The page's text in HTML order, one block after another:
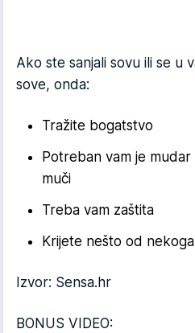
Ako ste sanjali sovu ili se u
sove, onda:
Tražite bogatstvo
Potreban vam je
muči
Treba vam zaštita
Krijete nešto od nekoga
Izvor: Sensa.hr
BONUS VIDEO: